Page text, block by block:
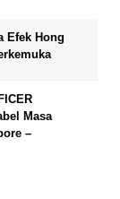
Efek Hong
Masa
–